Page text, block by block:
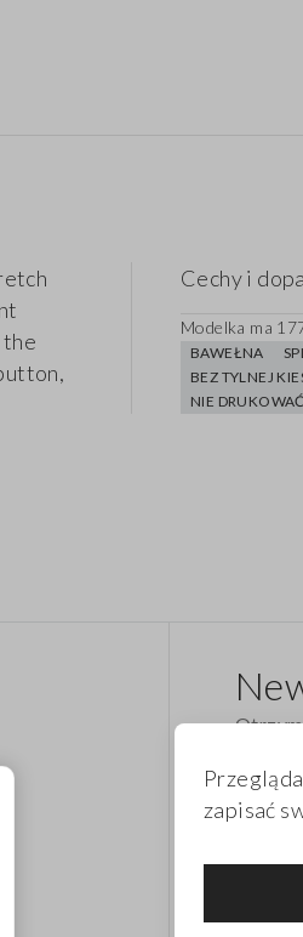
the
Cechy i
Modelka ma
BAWEŁNA
BEZ TYLNEJ
NIE DRUKOWAĆ
zapisać